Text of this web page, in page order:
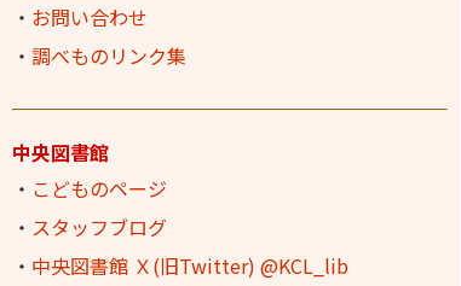
・ お問い合わせ
・ 調べものリンク集
中央図書館
・ こどものページ
・ スタッフブログ
・ 中央図書館 Ｘ(旧Twitter) @KCL_lib